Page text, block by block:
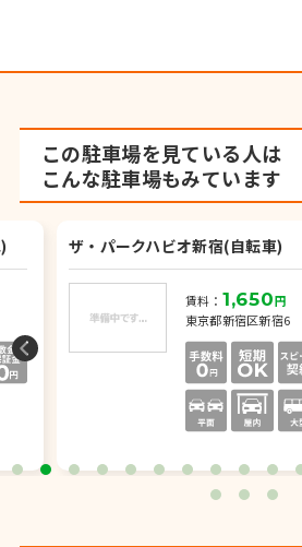
この駐車場を見ている人は
こんな駐車場もみています
ザ・パークハビオ新宿(自転車)
賃料： 1,650円
東京都新宿区新宿6